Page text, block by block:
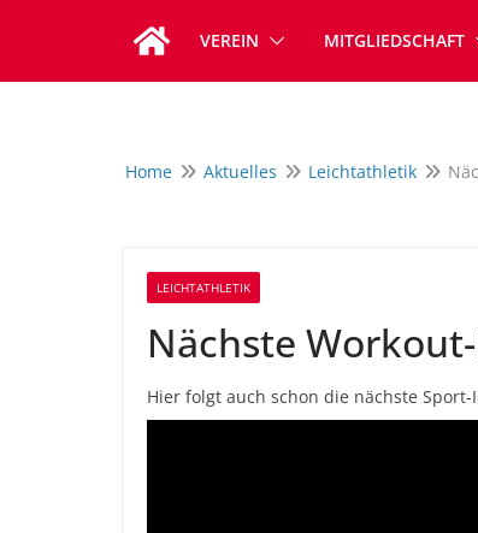
springen
VEREIN MITGLIEDSCHAFT
Home Aktuelles Leichtathletik
LEICHTATHLETIK
Nächste
Hier folgt auch schon die nächste